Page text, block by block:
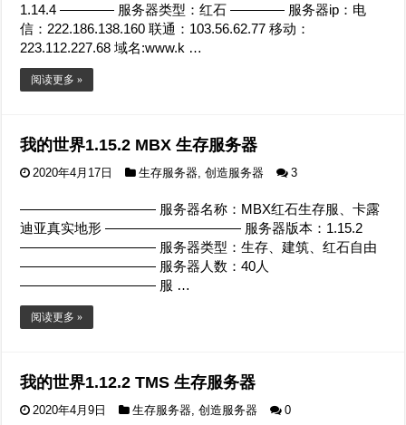
1.14.4 ———— 服务器类型：红石 ———— 服务器ip：电
信：222.186.138.160 联通：103.56.62.77 移动：
223.112.227.68 域名:www.k …
阅读更多 »
我的世界1.15.2 MBX 生存服务器
2020年4月17日 生存服务器,创造服务器 3
—————————— 服务器名称：MBX红石生存服、卡露
迪亚真实地形 —————————— 服务器版本：1.15.2
—————————— 服务器类型：生存、建筑、红石自由
—————————— 服务器人数：40人
—————————— 服 …
阅读更多 »
我的世界1.12.2 TMS 生存服务器
2020年4月9日 生存服务器,创造服务器 0